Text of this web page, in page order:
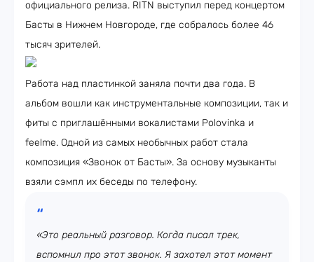
официального релиза. RITN выступил перед концертом
Басты в Нижнем Новгороде, где собралось более 46
тысяч зрителей.
Работа над пластинкой заняла почти два года. В
альбом вошли как инструментальные композиции, так и
фиты с приглашёнными вокалистами Polovinka и
feelme. Одной из самых необычных работ стала
композиция «Звонок от Басты». За основу музыканты
взяли сэмпл их беседы по телефону.
«Это реальный разговор. Когда писал трек,
вспомнил про этот звонок. Я захотел этот момент